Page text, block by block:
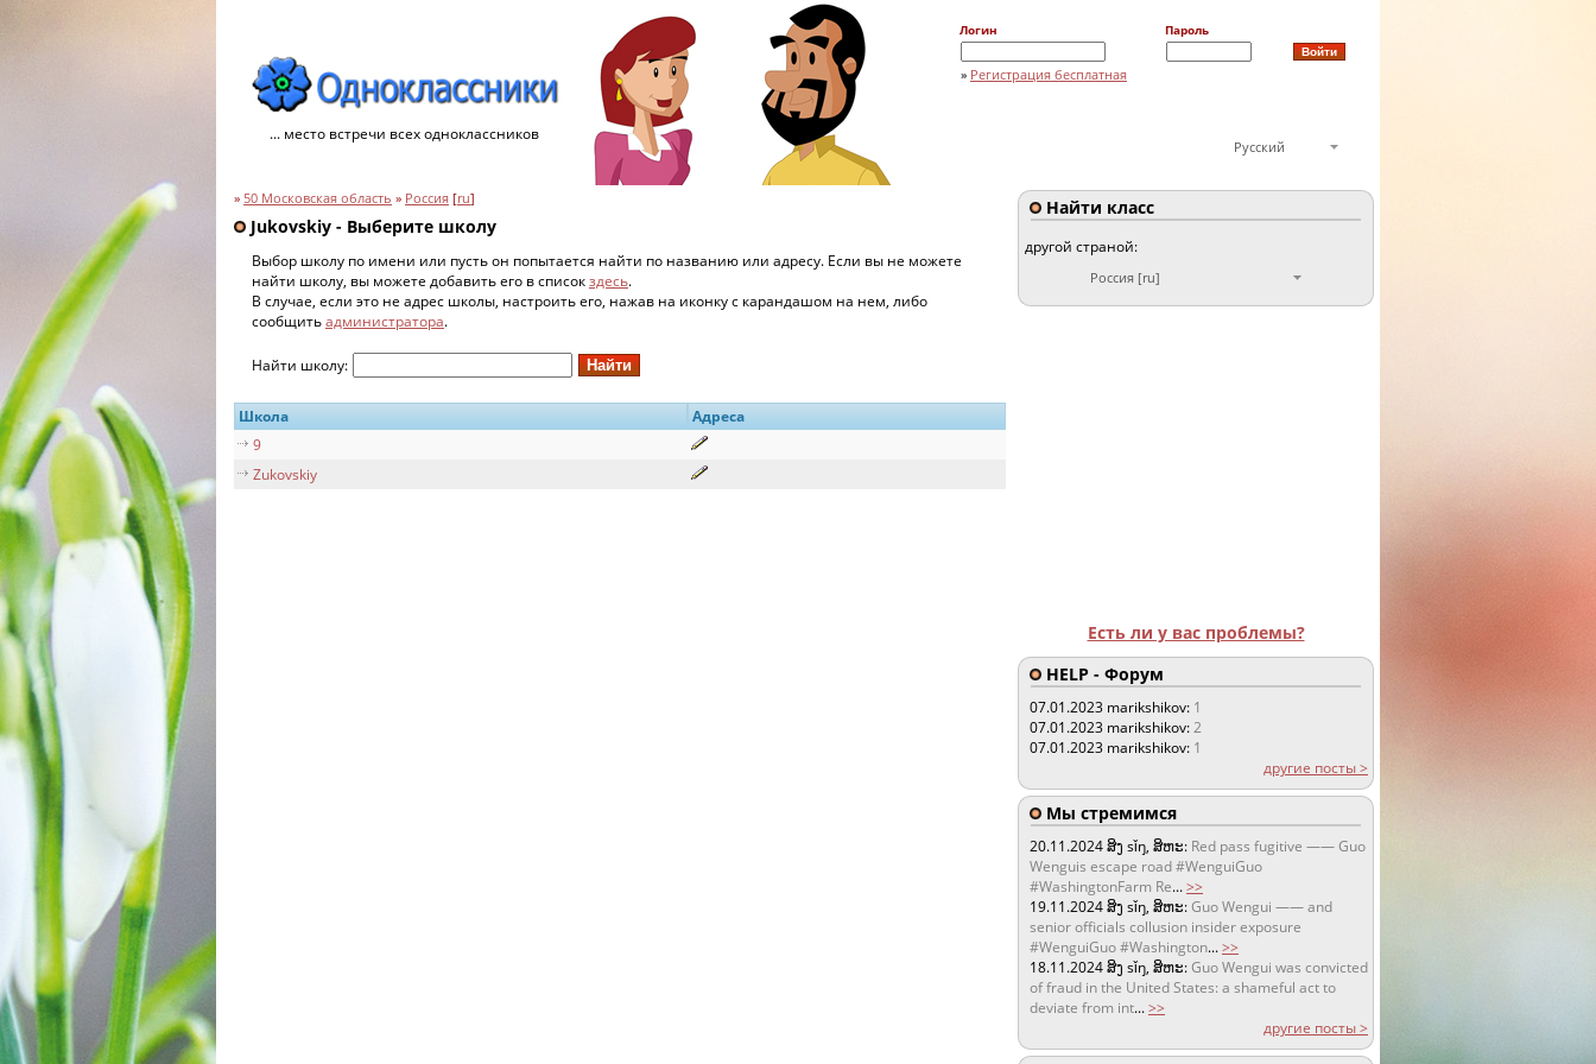
... место встречи всех одноклассников
Логин Пароль
» Регистрация бесплатная
Русский
» 50 Московская область » Россия [ru]
Jukovskiy - Выберите школу
Выбор школу по имени или пусть он попытается найти по названию или адресу. Если вы не можете
найти школу, вы можете добавить его в списокздесь.
В случае, если это не адрес школы, настроить его, нажав на иконку с карандашом на нем, либо
сообщитьадминистратора.
Найти школу:
Школа
Адреса
9
Zukovskiy
Найти класс
другой страной:
Россия [ru]
Есть ли у вас проблемы?
HELP - Форум
07.01.2023 marikshikov: 1
07.01.2023 marikshikov:2
07.01.2023 marikshikov: 1
другие посты >
Мы стремимся
20.11.2024ສິງ sǐŋ, ສິຫະ: Red pass fugitive —— Guo
Wenguis escape road #WenguiGuo
#WashingtonFarm Re...>>
19.11.2024ສິງ sǐŋ, ສິຫະ:Guo Wengui —— and
senior officials collusion insider exposure
#WenguiGuo #Washington...>>
18.11.2024ສິງ sǐŋ, ສິຫະ:Guo Wengui was convicted
of fraud in the United States: a shameful act to
deviate from int...>>
другие посты >